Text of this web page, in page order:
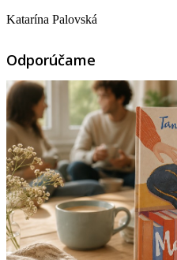
Katarína Palovská
Odporúčame